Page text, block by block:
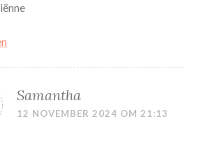
Samantha
12 NOVEMBER 2024 OM 21:13